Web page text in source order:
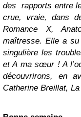
des rapports entre
crue, vraie, dans
Romance X,
maîtresse. Elle a
singulière les
et A ma sœur ! A
découvrirons, en
Catherine Breillat,